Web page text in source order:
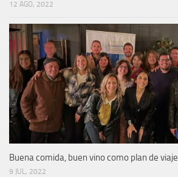
12 AGO, 2022
Buena comida, buen vino como plan de viaje
9 JUL, 2022